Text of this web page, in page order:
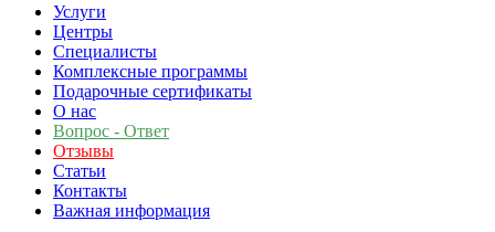
Услуги
Центры
Специалисты
Комплексные программы
Подарочные сертификаты
О нас
Вопрос - Ответ
Отзывы
Статьи
Контакты
Важная информация